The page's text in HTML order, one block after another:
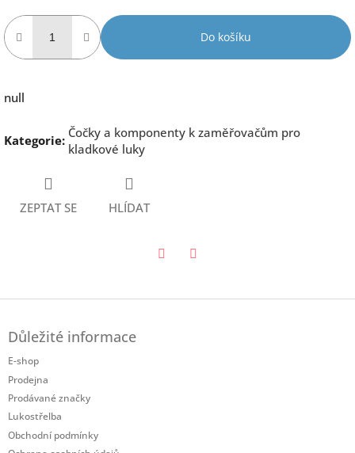
Do košíku
null
Kategorie: Čočky a komponenty k zaměřovačům pro
kladkové luky
ZEPTAT SE HLÍDAT
Důležité informace
E-shop
Prodejna
Prodávané značky
Lukostřelba
Obchodní podmínky